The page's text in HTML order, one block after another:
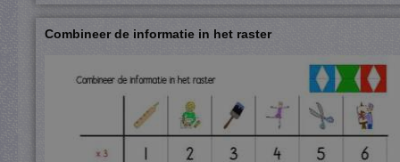
Combineer de informatie in het raster